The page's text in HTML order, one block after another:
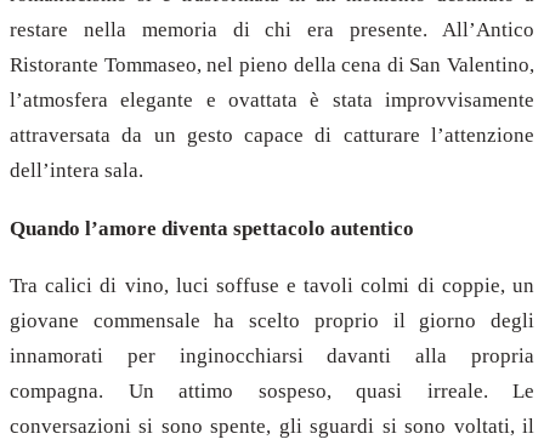
restare nella memoria di chi era presente. All’Antico
Ristorante Tommaseo, nel pieno della cena di San Valentino,
l’atmosfera elegante e ovattata è stata improvvisamente
attraversata da un gesto capace di catturare l’attenzione
dell’intera sala.
Quando l’amore diventa spettacolo autentico
Tra calici di vino, luci soffuse e tavoli colmi di coppie, un
giovane commensale ha scelto proprio il giorno degli
innamorati per inginocchiarsi davanti alla propria
compagna. Un attimo sospeso, quasi irreale. Le
conversazioni si sono spente, gli sguardi si sono voltati, il